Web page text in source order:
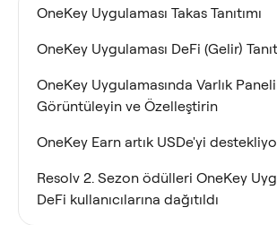
OneKey Uygulaması Takas Tanıtımı
OneKey Uygulaması DeFi (Gelir)
OneKey Uygulamasında Varlık
Görüntüleyin ve Özelleştirin
OneKey Earn artık USDe'yi
Resolv 2. Sezon ödülleri OneKey
DeFi kullanıcılarına dağıtıldı